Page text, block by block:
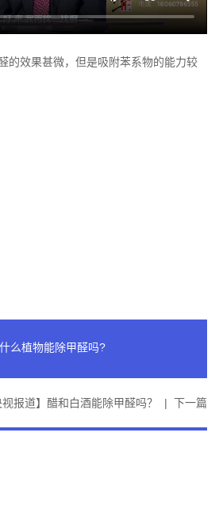
的效果甚微，但是吸附苯系物的能力较
么植物能除甲醛吗?
视报道】醋和白酒能除甲醛吗？ | 下一篇